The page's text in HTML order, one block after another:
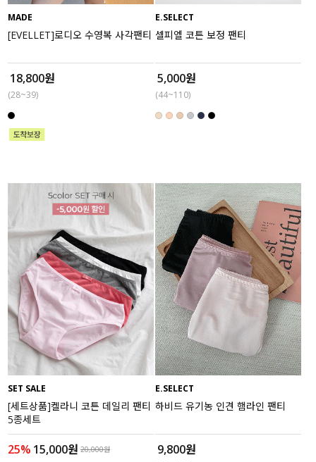
MADE
[EVELLET]로디오 수영복 사각팬티
18,800원
(28~39)
E.SELECT
셀피엘 코튼 보정 팬티
5,000원
(44~110)
SET SALE
[세트상품]켈라니 코튼 데일리 팬티
5종세트
25% 15,000원 20,000원
E.SELECT
하비드 유기농 인견 햄라인 팬티
9,800원